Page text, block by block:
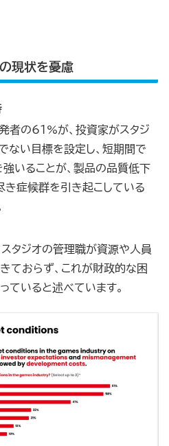
現状を憂慮
者の61%が、投資家がスタジ
ない目標を設定し、短期間で
強いることが、製品の品質低下
き症候群を引き起こしている
タジオの管理職が資源や人員
ておらず、これが財政的な困
ていると述べています。